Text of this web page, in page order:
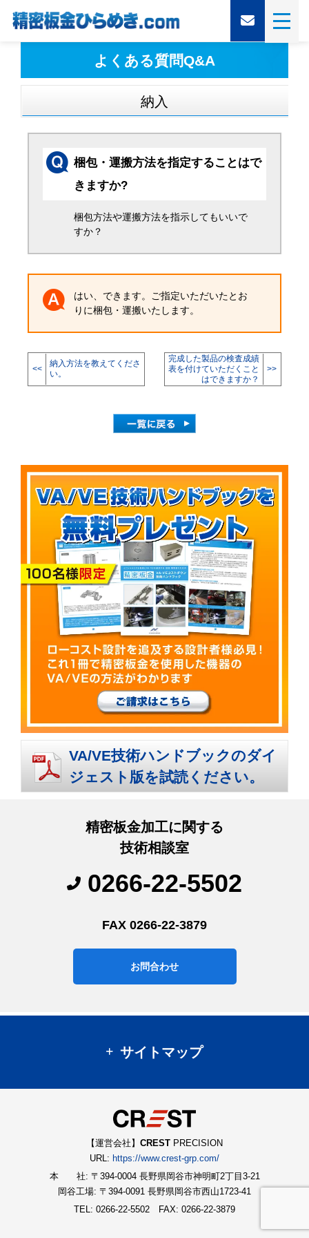
よくある質問Q&A
納入
梱包・運搬方法を指定することはで
きますか?
梱包方法や運搬方法を指示してもいいで
すか？
はい、できます。ご指定いただいたとお
りに梱包・運搬いたします。
<<
納入方法を教えてくださ
い。
完成した製品の検査成績
表を付けていただくこと
はできますか？
>>
VA/VE技術ハンドブックのダイ
ジェスト版を試読ください。
精密板金加工に関する
技術相談室
0266-22-5502
FAX 0266-22-3879
お問合わせ
サイトマップ
【運営会社】 CREST PRECISION
URL: https://www.crest-grp.com/
本 社: 〒394-0004 長野県岡谷市神明町2丁目3-21
岡谷工場: 〒394-0091 長野県岡谷市西山1723-41
TEL: 0266-22-5502
FAX: 0266-22-3879